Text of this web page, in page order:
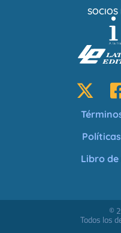
SOCIOS
Libro
©
Todos los